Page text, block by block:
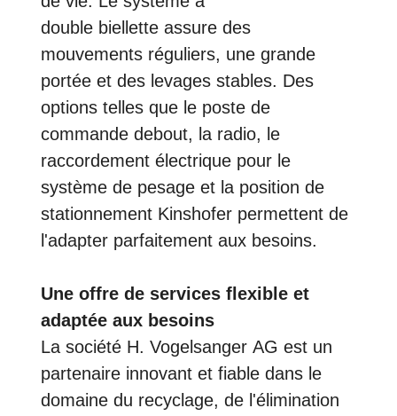
double biellette assure des
mouvements réguliers, une grande
portée et des levages stables. Des
options telles que le poste de
commande debout, la radio, le
raccordement électrique pour le
système de pesage et la position de
stationnement Kinshofer permettent de
l'adapter parfaitement aux besoins.
Une offre de services flexible et
adaptée aux besoins
La société H. Vogelsanger AG est un
partenaire innovant et fiable dans le
domaine du recyclage, de l'élimination